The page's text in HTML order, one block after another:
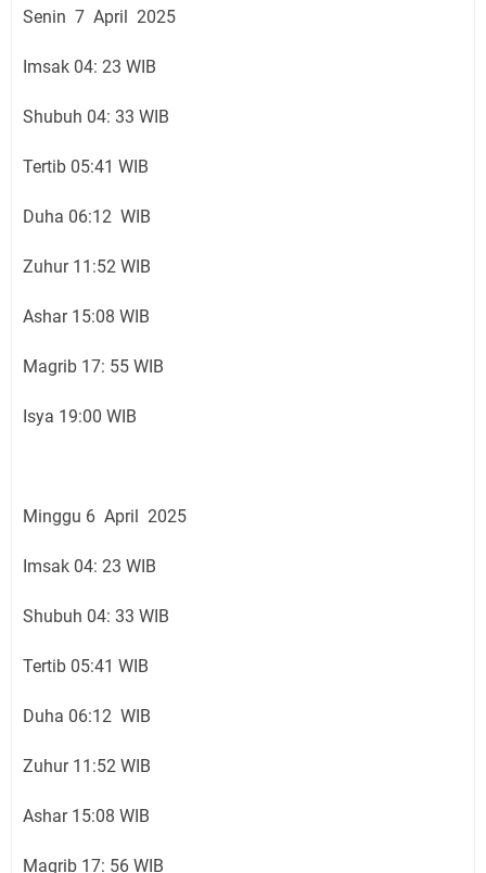
Senin 7 April 2025
Imsak 04: 23 WIB
Shubuh 04: 33 WIB
Tertib 05:41 WIB
Duha 06:12 WIB
Zuhur 11:52 WIB
Ashar 15:08 WIB
Magrib 17: 55 WIB
Isya 19:00 WIB
Minggu 6 April 2025
Imsak 04: 23 WIB
Shubuh 04: 33 WIB
Tertib 05:41 WIB
Duha 06:12 WIB
Zuhur 11:52 WIB
Ashar 15:08 WIB
Magrib 17: 56 WIB